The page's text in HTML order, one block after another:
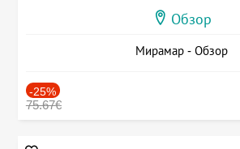
Обзор
Мирамар - Обзор
-25%
75.67€